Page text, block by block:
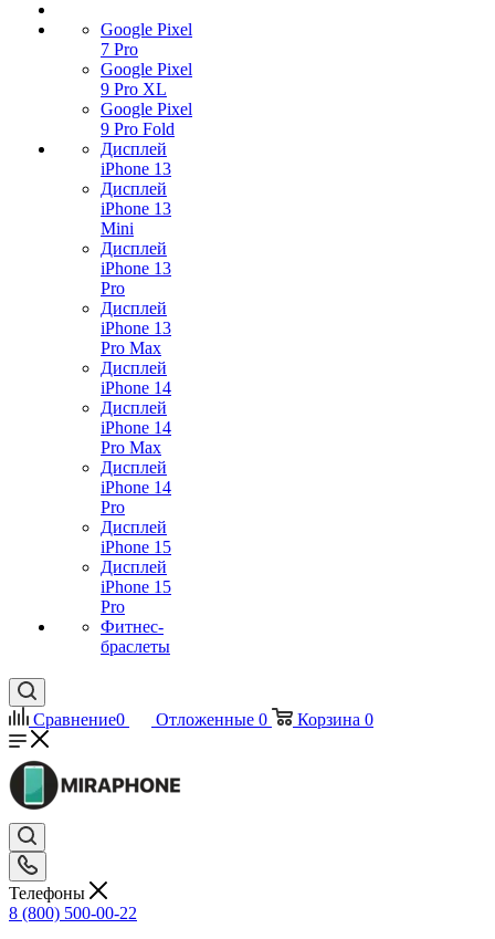
Google Pixel
7 Pro
Google Pixel
9 Pro XL
Google Pixel
9 Pro Fold
Дисплей
iPhone 13
Дисплей
iPhone 13
Mini
Дисплей
iPhone 13
Pro
Дисплей
iPhone 13
Pro Max
Дисплей
iPhone 14
Дисплей
iPhone 14
Pro Max
Дисплей
iPhone 14
Pro
Дисплей
iPhone 15
Дисплей
iPhone 15
Pro
Фитнес-
браслеты
Сравнение0 Отложенные 0 Корзина 0
Телефоны
8 (800) 500-00-22